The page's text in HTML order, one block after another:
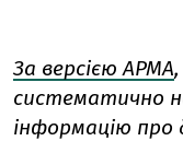
За версією АРМА
систематично
інформацію про